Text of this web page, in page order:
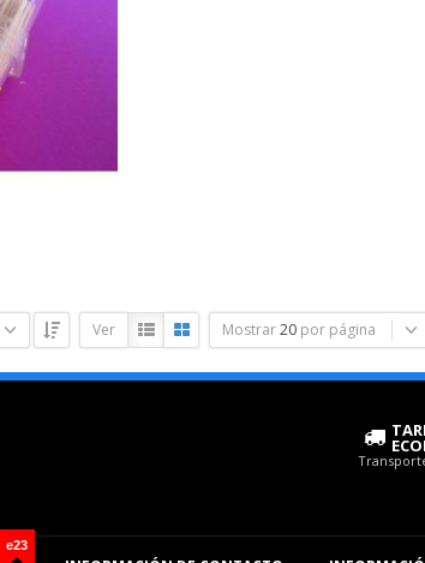
Ver Mostrar20 por página
e23